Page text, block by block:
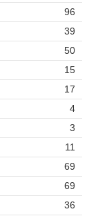
96
39
50
15
17
4
3
11
69
69
36